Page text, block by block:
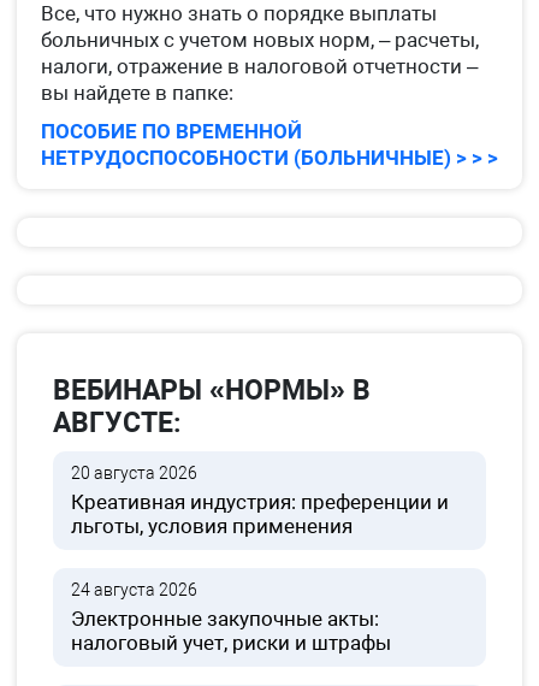
Все, что нужно знать о порядке выплаты
больничных с учетом новых норм, – расчеты,
налоги, отражение в налоговой отчетности –
вы найдете в папке:
ПОСОБИЕ ПО ВРЕМЕННОЙ
НЕТРУДОСПОСОБНОСТИ (БОЛЬНИЧНЫЕ) > > >
ВЕБИНАРЫ «НОРМЫ» В
АВГУСТЕ:
20 августа 2026
Креативная индустрия: преференции и
льготы, условия применения
24 августа 2026
Электронные закупочные акты:
налоговый учет, риски и штрафы